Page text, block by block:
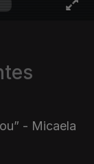
- Micaela